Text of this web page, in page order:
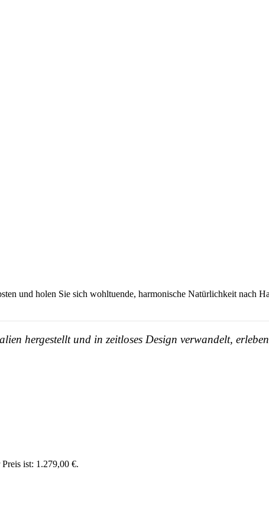
und holen Sie sich wohltuende, harmonische Natürlichkeit nach
hergestellt und in zeitloses Design verwandelt,
ist: 1.279,00 €.